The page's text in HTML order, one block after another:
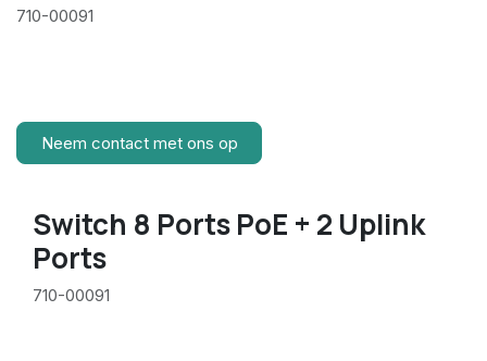
710-00091
Neem contact met ons op
Switch 8 Ports PoE + 2 Uplink
Ports
710-00091